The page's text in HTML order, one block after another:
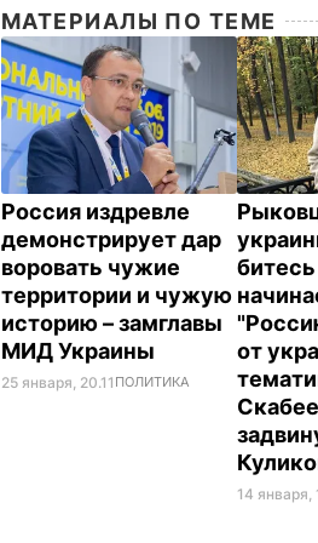
МАТЕРИАЛЫ ПО ТЕМЕ
Россия издревле
демонстрирует дар
воровать чужие
территории и чужую
историю – замглавы
МИД Украины
25 января, 20.11 ПОЛИТИКА
от
14 января,